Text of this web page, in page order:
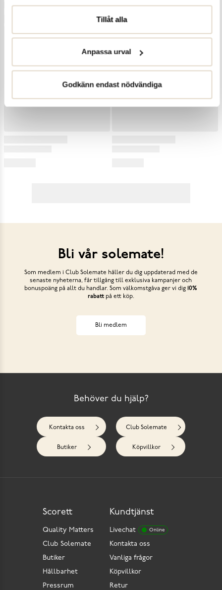
Tillåt alla
Anpassa urval
Godkänn endast nödvändiga
Bli vår solemate!
Som medlem i Club Solemate håller du dig uppdaterad med de
senaste nyheterna, får tillgång till exklusiva kampanjer och
bonuspoäng på allt du handlar. Som välkomstgåva ger vi dig 10%
rabattpå ett köp.
Bli medlem
Behöver du hjälp?
Kontakta oss Club Solemate
Butiker Köpvillkor
Kundtjänst
Livechat Online
Kontakta oss
Vanliga frågor
Köpvillkor
Retur
Scorett
Quality Matters
Club Solemate
Butiker
Hållbarhet
Pressrum